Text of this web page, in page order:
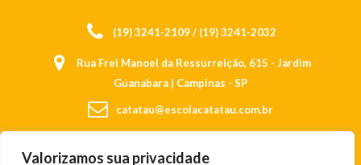
Valorizamos sua privacidade
(19) 3241-2109 / (19) 3241-2032
Rua Frei Manoel da Ressurreição, 615 - Jardim
Guanabara | Campinas - SP
catatau@escolacatatau.com.br